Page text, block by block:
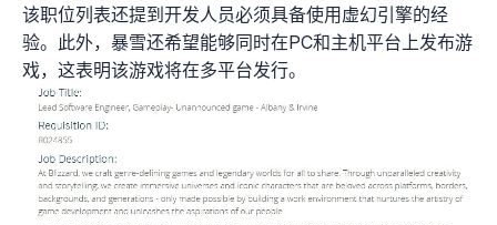
该职位列表还提到开发人员必须具备使用虚幻引擎的经
验。此外，暴雪还希望能够同时在PC和主机平台上发布游
戏，这表明该游戏将在多平台发行。